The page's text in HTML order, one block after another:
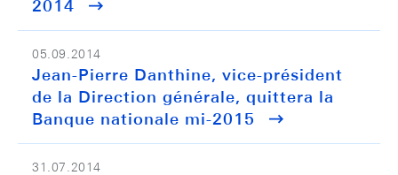
2014
05.09.2014
Jean-Pierre Danthine, vice-président
de la Direction générale, quittera la
Banque nationale mi-2015
31.07.2014